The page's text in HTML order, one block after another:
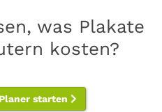
was Plakate
kosten?
starten